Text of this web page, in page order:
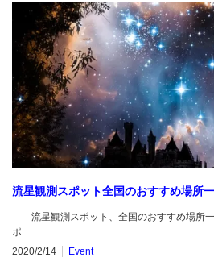
流星観測スポット全国のおすすめ場所一
流星観測スポット、全国のおすすめ場所一
ポ…
2020/2/14
Event